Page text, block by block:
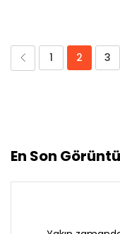
1 2 3
En Son